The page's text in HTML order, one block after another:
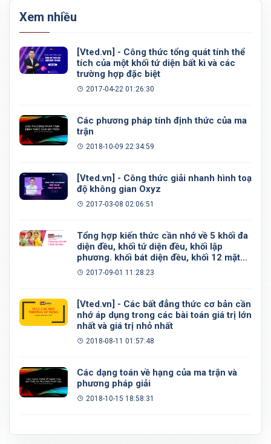
Xem nhiều
[Vted.vn] - Công thức tổng quát tính thể
tích của một khối tứ diện bất kì và các
trường hợp đặc biệt
2017-04-22 01:26:30
Các phương pháp tính định thức của ma
trận
2018-10-09 22:34:59
[Vted.vn] - Công thức giải nhanh hình toạ
độ không gian Oxyz
2017-03-08 02:06:51
Tổng hợp kiến thức cần nhớ về 5 khối đa
diện đều, khối tứ diện đều, khối lập
phương. khối bát diện đều, khối 12 mặt
đều, khối 20 mặt đều
2017-09-01 11:28:23
[Vted.vn] - Các bất đẳng thức cơ bản cần
nhớ áp dụng trong các bài toán giá trị lớn
nhất và giá trị nhỏ nhất
2018-08-11 01:57:48
Các dạng toán về hạng của ma trận và
phương pháp giải
2018-10-15 18:58:31